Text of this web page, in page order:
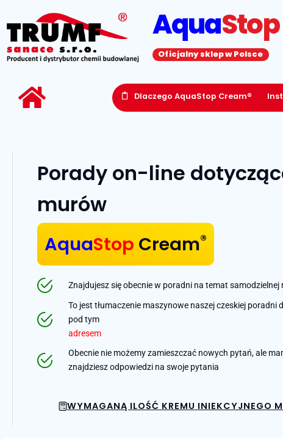
AquaStop
Oficjalny sklep w Polsce
Dlaczego AquaStop Cream®
Porady on-line
murów
AquaStop Cream®
Znajdujesz się obecnie w poradni na temat
To jest tłumaczenie maszynowe naszej czeskiej poradni
pod tym
adresem
Obecnie nie możemy zamieszczać nowych pytań, ale
znajdziesz odpowiedzi na swoje pytania
WYMAGANĄ ILOŚĆ KREMU INIEKCYJNEGO